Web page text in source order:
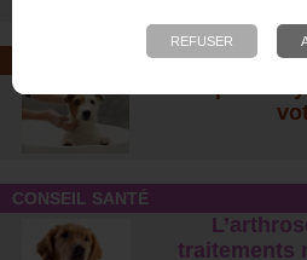
SOINS ET SHAMPOOING
CONSEIL SANTÉ
traitements